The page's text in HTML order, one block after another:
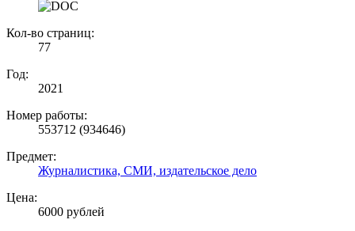
Кол-во страниц:
77
Год:
2021
Номер работы:
553712 (934646)
Предмет:
Журналистика, СМИ, издательское дело
Цена:
6000 рублей